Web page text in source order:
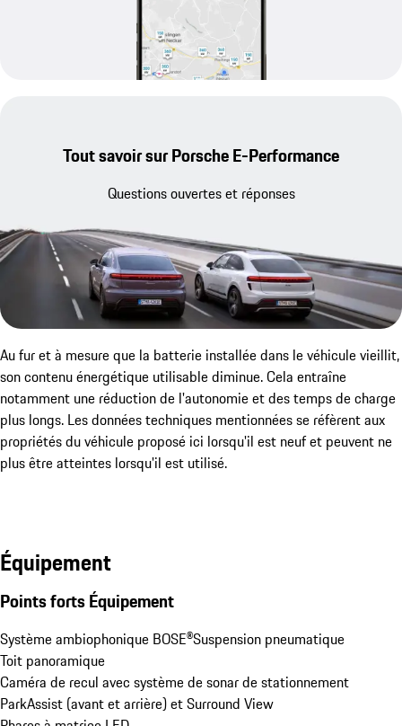
Tout savoir sur Porsche E-Performance
Questions ouvertes et réponses
Au fur et à mesure que la batterie installée dans le véhicule vieillit,
son contenu énergétique utilisable diminue. Cela entraîne
notamment une réduction de l'autonomie et des temps de charge
plus longs. Les données techniques mentionnées se réfèrent aux
propriétés du véhicule proposé ici lorsqu'il est neuf et peuvent ne
plus être atteintes lorsqu'il est utilisé.
Équipement
Points forts Équipement
Système ambiophonique BOSE®Suspension pneumatique
Toit panoramique
Caméra de recul avec système de sonar de stationnement
ParkAssist (avant et arrière) et Surround View